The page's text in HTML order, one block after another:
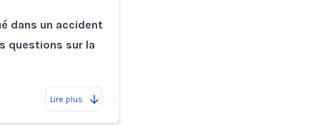
dans un accident
questions sur la
Lire plus